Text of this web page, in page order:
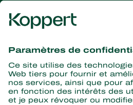
nouvelles et
S’abonner